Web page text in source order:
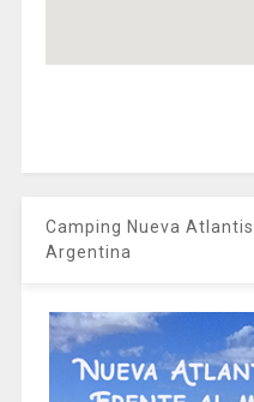
Camping Nueva
Argentina